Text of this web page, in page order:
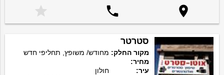



סטרטר
מקור החלק: מחודש/ משופץ, תחליפי חדש
מחיר:
עיר:
חולון